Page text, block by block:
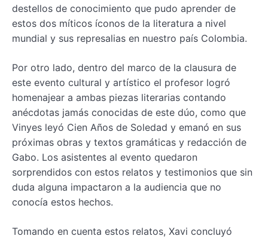
destellos de conocimiento que pudo aprender de
estos dos míticos íconos de la literatura a nivel
mundial y sus represalias en nuestro país Colombia.
Por otro lado, dentro del marco de la clausura de
este evento cultural y artístico el profesor logró
homenajear a ambas piezas literarias contando
anécdotas jamás conocidas de este dúo, como que
Vinyes leyó Cien Años de Soledad y emanó en sus
próximas obras y textos gramáticas y redacción de
Gabo. Los asistentes al evento quedaron
sorprendidos con estos relatos y testimonios que sin
duda alguna impactaron a la audiencia que no
conocía estos hechos.
Tomando en cuenta estos relatos, Xavi concluyó